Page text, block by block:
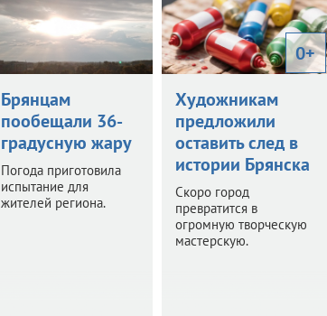
Брянцам
пообещали 36-
градусную жару
Погода приготовила
испытание для
жителей региона.
0+
Художникам
предложили
оставить след в
истории Брянска
Скоро город
превратится в
огромную творческую
мастерскую.